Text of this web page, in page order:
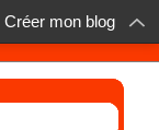
Créer mon blog